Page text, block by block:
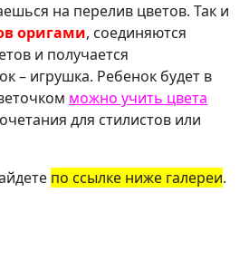
на перелив цветов. Так и
оригами, соединяются
и получается
– игрушка. Ребенок будет в
можно учить цвета
для стилистов или
по ссылке ниже галереи.